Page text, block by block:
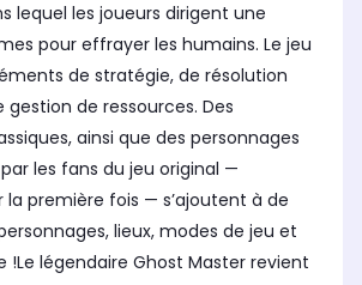
lequel les joueurs dirigent une
pour effrayer les humains. Le jeu
de stratégie, de résolution
gestion de ressources. Des
ainsi que des personnages
les fans du jeu original —
la première fois — s’ajoutent à de
lieux, modes de jeu et
!Le légendaire Ghost Master revient